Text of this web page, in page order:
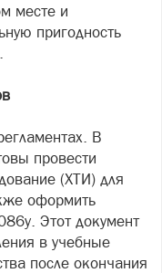
месте и
пригодность
В
провести
(ХТИ) для
оформить
Этот документ
в учебные
после окончания